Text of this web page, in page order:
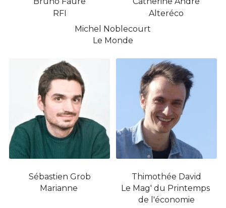
RFI
Alteréco
Michel Noblecourt
Le Monde
Sébastien Grob
Marianne
Thimothée David
Le Mag' du Printemps
de l'économie